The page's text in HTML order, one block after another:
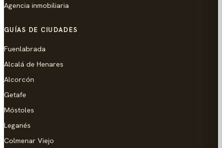
Agencia inmobiliaria
GUÍAS DE CIUDADES
Fuenlabrada
Alcalá de Henares
Alcorcón
Getafe
Móstoles
Leganés
Colmenar Viejo